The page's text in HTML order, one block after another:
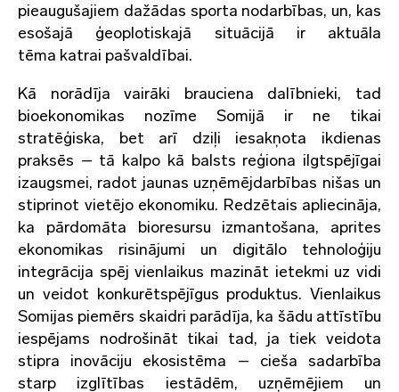
pieaugušajiem dažādas sporta nodarbības, un, kas
esošajā ģeoplotiskajā situācijā ir aktuāla
tēma katrai pašvaldībai.
Kā norādīja vairāki brauciena dalībnieki, tad
bioekonomikas nozīme Somijā ir ne tikai
stratēģiska, bet arī dziļi iesakņota ikdienas
praksēs – tā kalpo kā balsts reģiona ilgtspējīgai
izaugsmei, radot jaunas uzņēmējdarbības nišas un
stiprinot vietējo ekonomiku. Redzētais apliecināja,
ka pārdomāta bioresursu izmantošana, aprites
ekonomikas risinājumi un digitālo tehnoloģiju
integrācija spēj vienlaikus mazināt ietekmi uz vidi
un veidot konkurētspējīgus produktus. Vienlaikus
Somijas piemērs skaidri parādīja, ka šādu attīstību
iespējams nodrošināt tikai tad, ja tiek veidota
stipra inovāciju ekosistēma – cieša sadarbība
starp izglītības iestādēm, uzņēmējiem un